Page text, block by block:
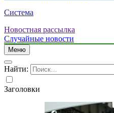
Система
Новостная рассылка
Случайные новости
Меню
Найти:
Заголовки